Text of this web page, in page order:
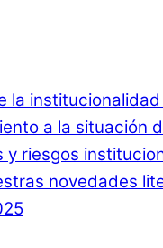
la
a la situación
riesgos
novedades